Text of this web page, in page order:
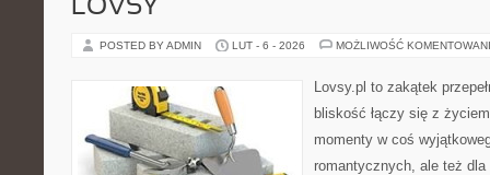
LOVSY
POSTED BY ADMIN LUT - 6 - 2026 MOŻLIWOŚĆ
Lovsy.pl to zakątek
bliskość łączy się z
momenty w coś
romantycznych, ale też